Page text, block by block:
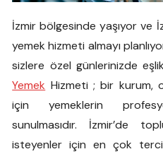
İzmir bölgesinde yaşıyor ve
yemek hizmeti almayı
sizlere özel günlerinizde
Yemek Hizmeti ; bir kurum,
için yemeklerin
sunulmasıdır. İzmir’de
isteyenler için en çok